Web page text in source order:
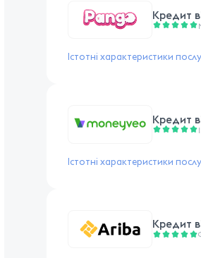
Кредит
Істотні характеристики
Кредит
Істотні характеристики
Кредит